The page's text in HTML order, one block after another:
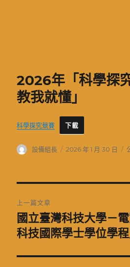
2026年「科學探
教我就懂」
科學探究競賽 下載
作
設備組長
發
2026 年 1 月 30 日
章
導
覽
上一篇文章
上
一
文
國立臺灣科技大學－
科技國際學士學位學